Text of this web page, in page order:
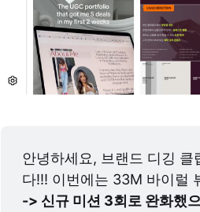
안녕하세요, 브랜드 디깅
다!!! 이번에는 33M 바이럴
-> 신규 미션 3회로 완화했